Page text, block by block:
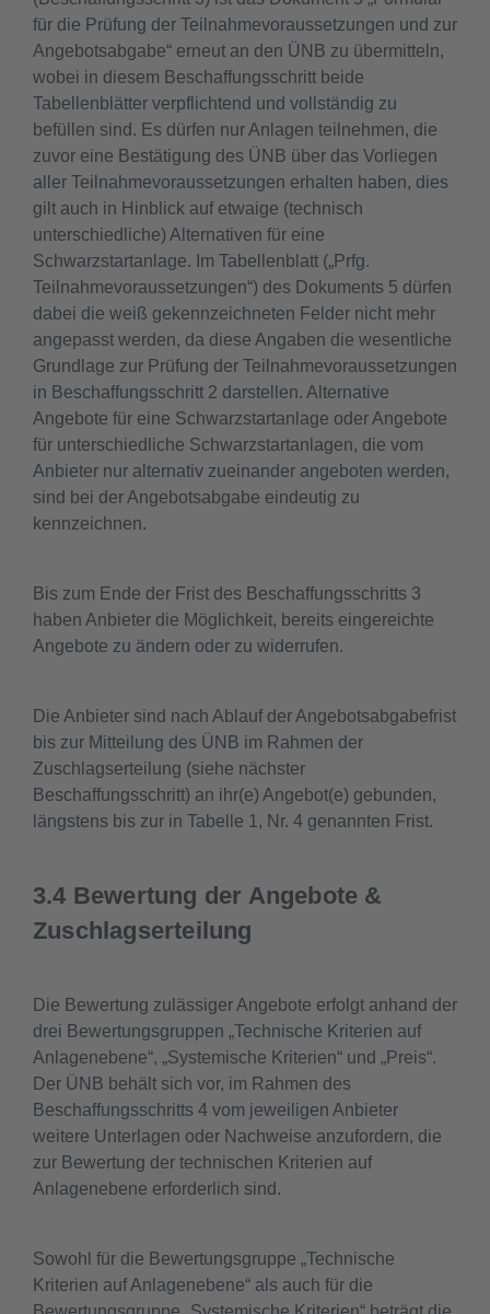
für die Prüfung der Teilnahmevoraussetzungen und zur
Angebotsabgabe“ erneut an den ÜNB zu übermitteln,
wobei in diesem Beschaffungsschritt beide
Tabellenblätter verpflichtend und vollständig zu
befüllen sind. Es dürfen nur Anlagen teilnehmen, die
zuvor eine Bestätigung des ÜNB über das Vorliegen
aller Teilnahmevoraussetzungen erhalten haben, dies
gilt auch in Hinblick auf etwaige (technisch
unterschiedliche) Alternativen für eine
Schwarzstartanlage. Im Tabellenblatt („Prfg.
Teilnahmevoraussetzungen“) des Dokuments 5 dürfen
dabei die weiß gekennzeichneten Felder nicht mehr
angepasst werden, da diese Angaben die wesentliche
Grundlage zur Prüfung der Teilnahmevoraussetzungen
in Beschaffungsschritt 2 darstellen. Alternative
Angebote für eine Schwarzstartanlage oder Angebote
für unterschiedliche Schwarzstartanlagen, die vom
Anbieter nur alternativ zueinander angeboten werden,
sind bei der Angebotsabgabe eindeutig zu
kennzeichnen.
Bis zum Ende der Frist des Beschaffungsschritts 3
haben Anbieter die Möglichkeit, bereits eingereichte
Angebote zu ändern oder zu widerrufen.
Die Anbieter sind nach Ablauf der Angebotsabgabefrist
bis zur Mitteilung des ÜNB im Rahmen der
Zuschlagserteilung (siehe nächster
Beschaffungsschritt) an ihr(e) Angebot(e) gebunden,
längstens bis zur in Tabelle 1, Nr. 4 genannten Frist.
3.4 Bewertung der Angebote &
Zuschlagserteilung
Die Bewertung zulässiger Angebote erfolgt anhand der
drei Bewertungsgruppen „Technische Kriterien auf
Anlagenebene“, „Systemische Kriterien“ und „Preis“.
Der ÜNB behält sich vor, im Rahmen des
Beschaffungsschritts 4 vom jeweiligen Anbieter
weitere Unterlagen oder Nachweise anzufordern, die
zur Bewertung der technischen Kriterien auf
Anlagenebene erforderlich sind.
Sowohl für die Bewertungsgruppe „Technische
Kriterien auf Anlagenebene“ als auch für die